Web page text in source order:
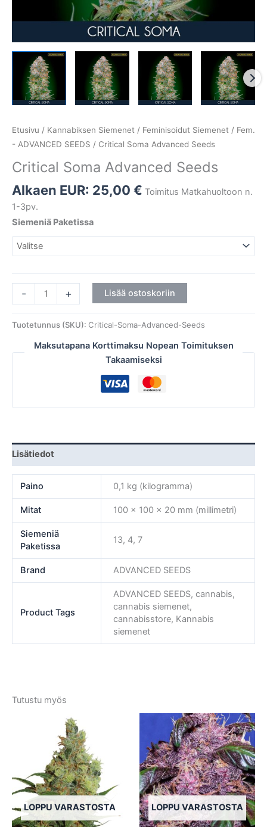
Etusivu / Kannabiksen Siemenet / Feminisoidut Siemenet / Fem.
- ADVANCED SEEDS / Critical Soma Advanced Seeds
Critical Soma Advanced Seeds
Alkaen EUR: 25,00 € Toimitus Matkahuoltoon n.
1-3pv.
Siemeniä Paketissa
- + Lisää ostoskoriin
Tuotetunnus (SKU): Critical-Soma-Advanced-Seeds
Maksutapana Korttimaksu Nopean Toimituksen
Takaamiseksi
Lisätiedot
Paino 0,1 kg (kilogramma)
Mitat 100 × 100 × 20 mm (millimetri)
Siemeniä
Paketissa
13, 4, 7
Brand ADVANCED SEEDS
Product Tags
ADVANCED SEEDS, cannabis,
cannabis siemenet,
cannabisstore, Kannabis
siemenet
Tutustu myös
LOPPU VARASTOSTA
useampi
muunnelma.
tehdä
valinnat
LOPPU VARASTOSTA
Tällä
on
Voit
tehdä